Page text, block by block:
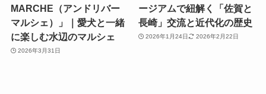
MARCHE（アンドリバー
マルシェ）」｜愛犬と一緒
に楽しむ水辺のマルシェ
2026年3月31日
ージアムで紐解く「佐賀と
長崎」交流と近代化の歴史
2026年1月24日 2026年2月22日